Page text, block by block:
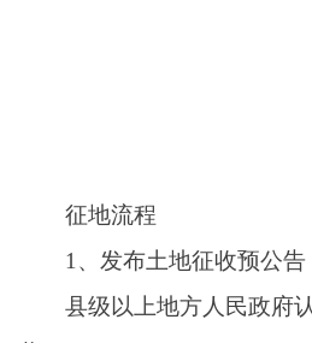
知晓的方式，在拟征收土地所在的乡
之日起，任何单位和个人不得在拟征
县级以上地方人民政府对拟征
他地上附着物和青苗等的权属、种类
县级以上地方人民政府对拟征收
点，提出风险防范措施和处置预案